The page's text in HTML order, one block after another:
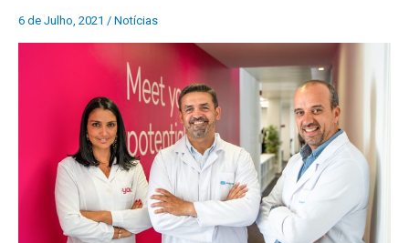
6 de Julho, 2021 / Notícias